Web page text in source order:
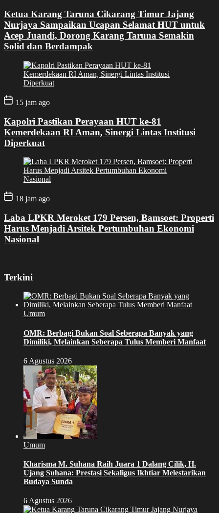
Ketua Karang Taruna Cikarang Timur Jajang
Nurjaya Sampaikan Ucapan Selamat HUT untuk
Acep Juandi, Dorong Karang Taruna Semakin
Solid dan Berdampak
15 jam ago
Kapolri Pastikan Perayaan HUT ke-81
Kemerdekaan RI Aman, Sinergi Lintas Institusi
Diperkuat
18 jam ago
Laba LPKR Meroket 179 Persen, Bamsoet: Properti
Harus Menjadi Arsitek Pertumbuhan Ekonomi
Nasional
Terkini
Umum
OMR: Berbagi Bukan Soal Seberapa Banyak yang
Dimiliki, Melainkan Seberapa Tulus Memberi Manfaat
6 Agustus 2026
Umum
Kharisma M. Suhana Raih Juara 1 Dalang Cilik, H.
Ujang Suhana: Prestasi Sekaligus Ikhtiar Melestarikan
Budaya Sunda
6 Agustus 2026